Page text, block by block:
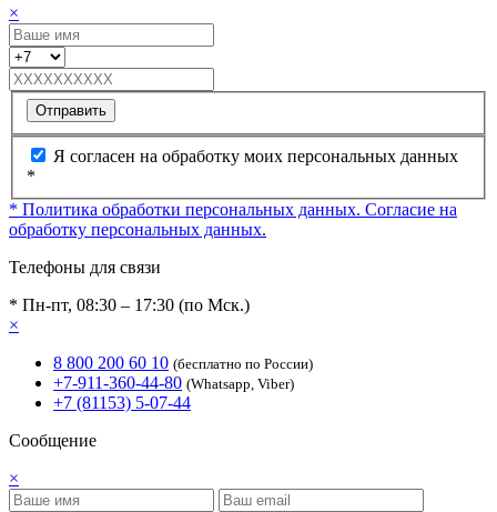
×
Отправить
Я согласен на обработку моих персональных данных
*
* Политика обработки персональных данных. Согласие на
обработку персональных данных.
Телефоны для связи
* Пн-пт, 08:30 – 17:30 (по Мск.)
×
8 800 200 60 10 (бесплатно по России)
+7-911-360-44-80 (Whatsapp, Viber)
+7 (81153) 5-07-44
Сообщение
×